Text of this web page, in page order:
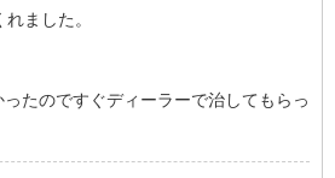
ました。
たのですぐディーラーで治してもらっ